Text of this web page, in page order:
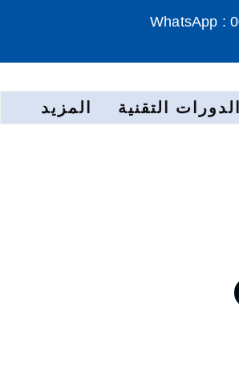
WhatsApp :
الدورات التقنية المزيد